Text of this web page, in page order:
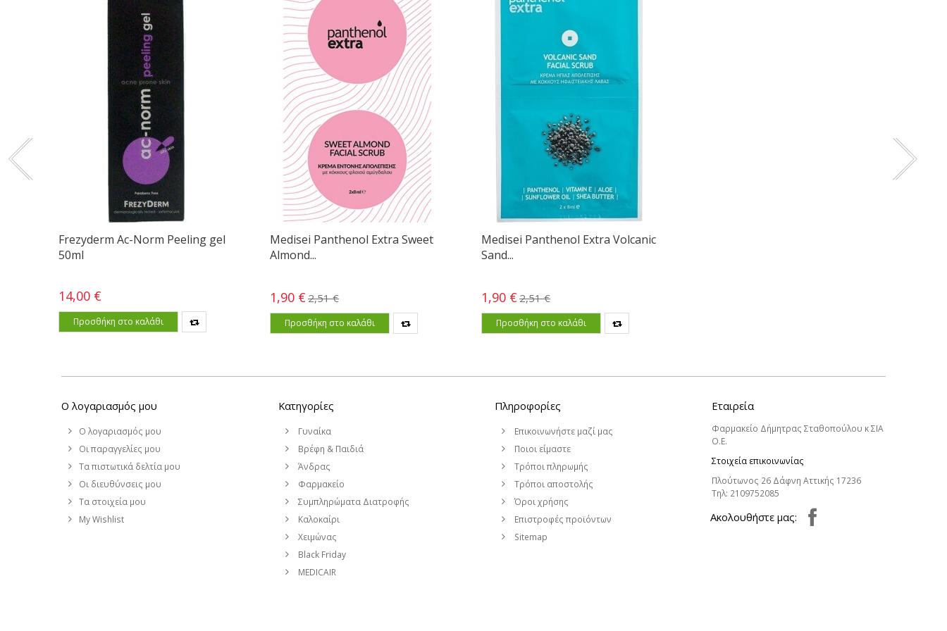
Frezyderm Ac-Norm Peeling gel
50ml
14,00 €
Προσθήκη στο καλάθι
Medisei Panthenol Extra Sweet
Almond...
1,90 € 2,51 €
Προσθήκη στο καλάθι
Medisei Panthenol Extra Volcanic
Sand...
1,90 € 2,51 €
Προσθήκη στο καλάθι
Ο λογαριασμός μου
Ο λογαριασμός μου
Οι παραγγελίες μου
Τα πιστωτικά δελτία μου
Οι διευθύνσεις μου
Τα στοιχεία μου
My Wishlist
Κατηγορίες
Γυναίκα
Βρέφη & Παιδιά
Άνδρας
Φαρμακείο
Συμπληρώματα Διατροφής
Καλοκαίρι
Χειμώνας
Black Friday
MEDICAIR
Πληροφορίες
Επικοινωνήστε μαζί μας
Ποιοι είμαστε
Τρόποι πληρωμής
Τρόποι αποστολής
Όροι χρήσης
Επιστροφές προϊόντων
Sitemap
Εταιρεία
Φαρμακείο Δήμητρας Σταθοπούλου κ ΣΙΑ
Ο.Ε.
Στοιχεία επικοινωνίας
Πλούτωνος 26 Δάφνη Αττικής 17236
Τηλ: 2109752085
Aκολουθήστε μας: